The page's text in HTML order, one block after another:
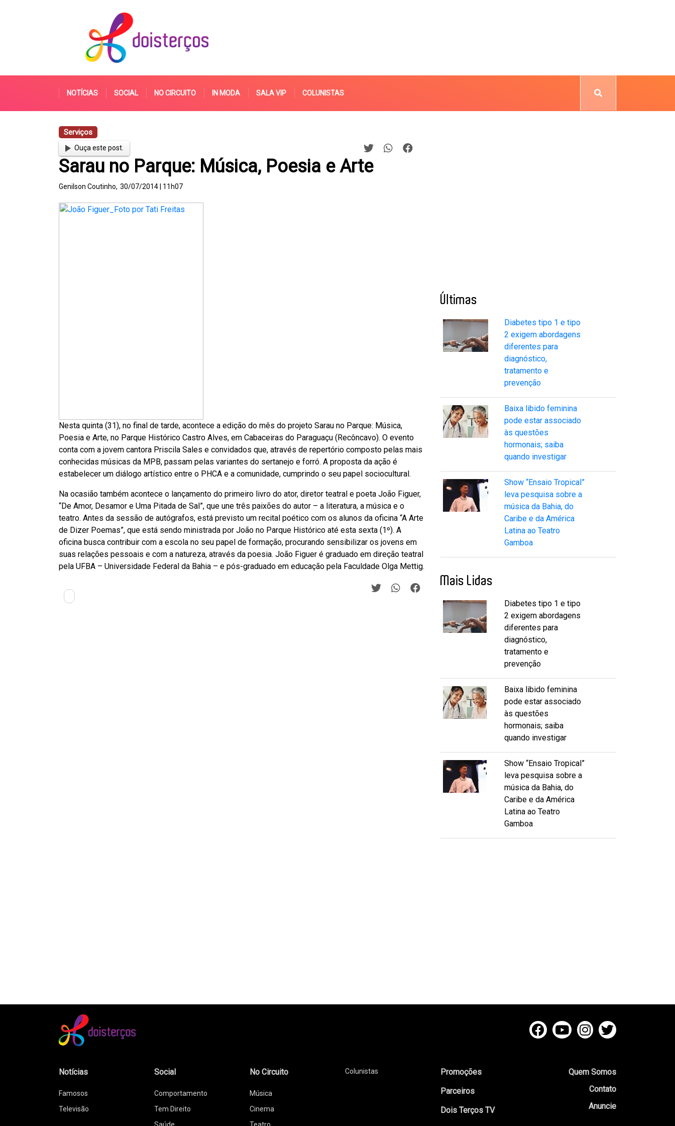
NOTÍCIAS SOCIAL NO CIRCUITO IN MODA SALA VIP COLUNISTAS
Serviços
Ouça este post.
Sarau no Parque: Música, Poesia e Arte
Genilson Coutinho, 30/07/2014 | 11h07
Nesta quinta (31), no final de tarde, acontece a edição do mês do projeto Sarau no Parque: Música,
Poesia e Arte, no Parque Histórico Castro Alves, em Cabaceiras do Paraguaçu (Recôncavo). O evento
conta com a jovem cantora Priscila Sales e convidados que, através de repertório composto pelas mais
conhecidas músicas da MPB, passam pelas variantes do sertanejo e forró. A proposta da ação é
estabelecer um diálogo artístico entre o PHCA e a comunidade, cumprindo o seu papel sociocultural.
Na ocasião também acontece o lançamento do primeiro livro do ator, diretor teatral e poeta João Figuer,
“De Amor, Desamor e Uma Pitada de Sal”, que une três paixões do autor – a literatura, a música e o
teatro. Antes da sessão de autógrafos, está previsto um recital poético com os alunos da oficina “A Arte
de Dizer Poemas”, que está sendo ministrada por João no Parque Histórico até esta sexta (1º). A
oficina busca contribuir com a escola no seu papel de formação, procurando sensibilizar os jovens em
suas relações pessoais e com a natureza, através da poesia. João Figuer é graduado em direção teatral
pela UFBA – Universidade Federal da Bahia – e pós-graduado em educação pela Faculdade Olga Mettig.
Últimas
Diabetes tipo 1 e tipo
2 exigem abordagens
diferentes para
diagnóstico,
tratamento e
prevenção
Baixa libido feminina
pode estar associado
às questões
hormonais; saiba
quando investigar
Show “Ensaio Tropical”
leva pesquisa sobre a
música da Bahia, do
Caribe e da América
Latina ao Teatro
Gamboa
Mais Lidas
Diabetes tipo 1 e tipo
2 exigem abordagens
diferentes para
diagnóstico,
tratamento e
prevenção
Baixa libido feminina
pode estar associado
às questões
hormonais; saiba
quando investigar
Show “Ensaio Tropical”
leva pesquisa sobre a
música da Bahia, do
Caribe e da América
Latina ao Teatro
Gamboa
Notícias
Famosos
Televisão
Social
Comportamento
Tem Direito
Saúde
No Circuito
Música
Cinema
Teatro
Colunistas
Promoções
Parceiros
Dois Terços TV
Quem Somos
Contato
Anuncie